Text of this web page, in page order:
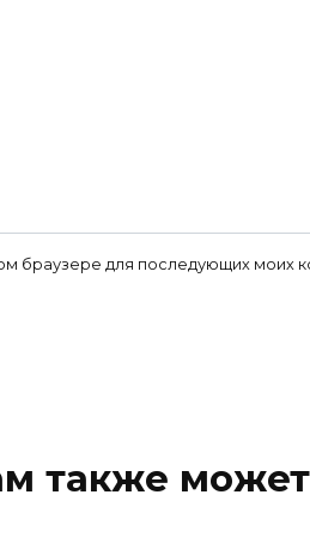
браузере для последующих моих
также